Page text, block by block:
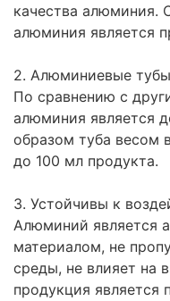
качества алюминия.
алюминия является
2. Алюминиевые тубы
По сравнению с
алюминия является
образом туба весом
до 100 мл продукта.
3. Устойчивы к
Алюминий является
материалом, не
среды, не влияет на
продукция является